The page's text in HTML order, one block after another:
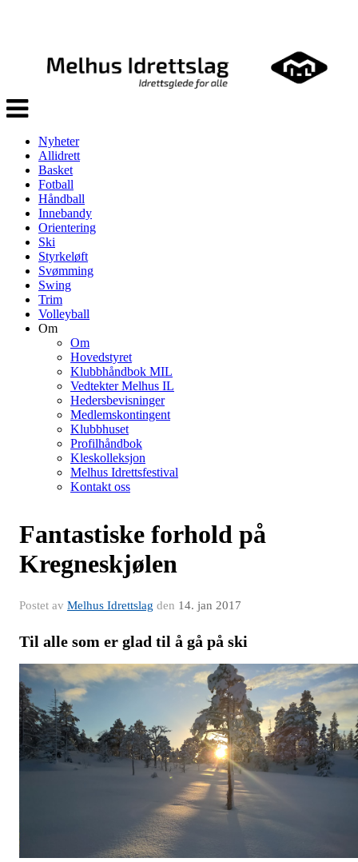
Veksle
navigasjon
Nyheter
Allidrett
Basket
Fotball
Håndball
Innebandy
Orientering
Ski
Styrkeløft
Svømming
Swing
Trim
Volleyball
Om
Om
Hovedstyret
Klubbhåndbok MIL
Vedtekter Melhus IL
Hedersbevisninger
Medlemskontingent
Klubbhuset
Profilhåndbok
Kleskolleksjon
Melhus Idrettsfestival
Kontakt oss
Fantastiske forhold på
Kregneskjølen
Postet av Melhus Idrettslag den 14. jan 2017
Til alle som er glad til å gå på ski